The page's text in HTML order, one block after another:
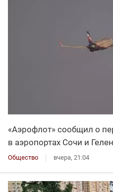
«Аэрофлот» сообщил о
в аэропортах Сочи и
Общество вчера, 21:04